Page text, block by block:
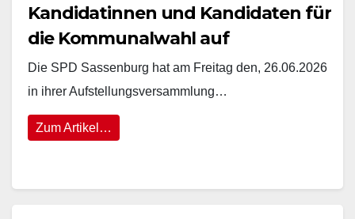
Kandidatinnen und Kandidaten für
die Kommunalwahl auf
Die SPD Sassenburg hat am Freitag den, 26.06.2026
in ihrer Aufstellungsversammlung…
Zum Artikel…